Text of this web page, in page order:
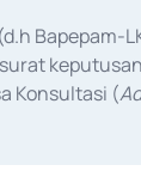
Bapepam-
Konsultasi (